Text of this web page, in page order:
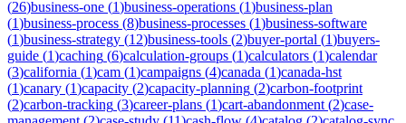
(26)business-one (1)business-operations (1)business-plan
(1)business-process (8)business-processes (1)business-software
(1)business-strategy (12)business-tools (2)buyer-portal (1)buyers-
guide (1)caching (6)calculation-groups (1)calculators (1)calendar
(3)california (1)cam (1)campaigns (4)canada (1)canada-hst
(1)canary (1)capacity (2)capacity-planning (2)carbon-footprint
(2)carbon-tracking (3)career-plans (1)cart-abandonment (2)case-